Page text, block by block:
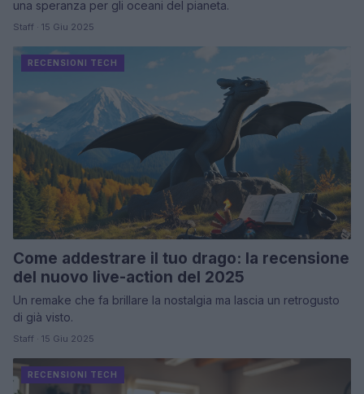
una speranza per gli oceani del pianeta.
Staff · 15 Giu 2025
RECENSIONI TECH
Come addestrare il tuo drago: la recensione
del nuovo live-action del 2025
Un remake che fa brillare la nostalgia ma lascia un retrogusto
di già visto.
Staff · 15 Giu 2025
RECENSIONI TECH